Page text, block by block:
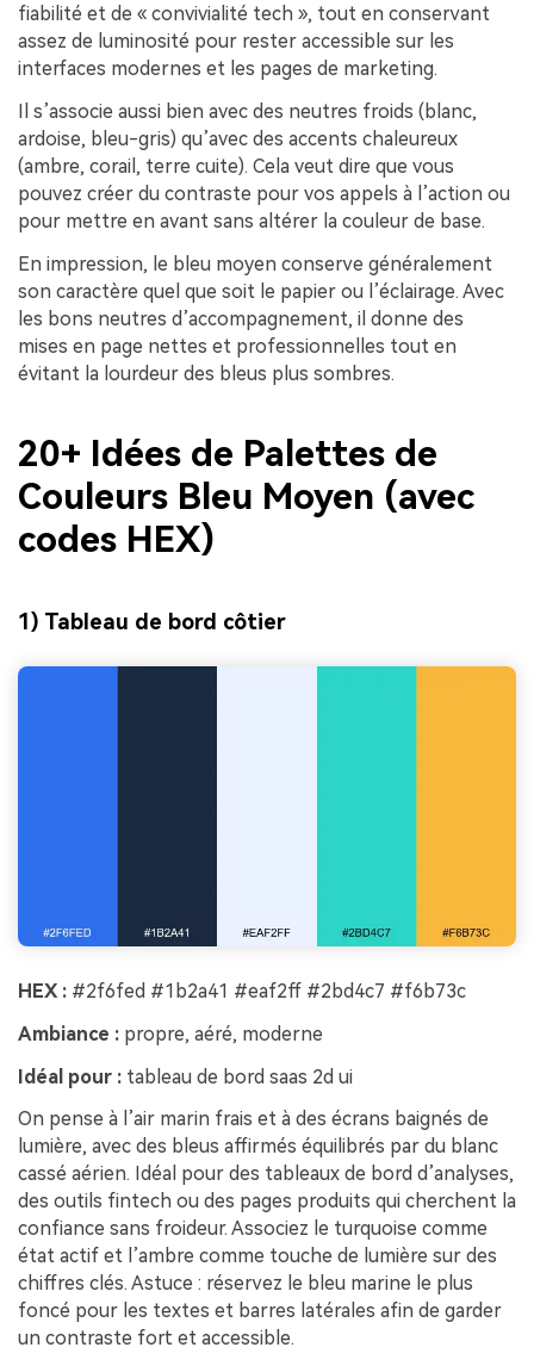
fiabilité et de « convivialité tech », tout en conservant
assez de luminosité pour rester accessible sur les
interfaces modernes et les pages de marketing.
Il s’associe aussi bien avec des neutres froids (blanc,
ardoise, bleu-gris) qu’avec des accents chaleureux
(ambre, corail, terre cuite). Cela veut dire que vous
pouvez créer du contraste pour vos appels à l’action ou
pour mettre en avant sans altérer la couleur de base.
En impression, le bleu moyen conserve généralement
son caractère quel que soit le papier ou l’éclairage. Avec
les bons neutres d’accompagnement, il donne des
mises en page nettes et professionnelles tout en
évitant la lourdeur des bleus plus sombres.
20+ Idées de Palettes de
Couleurs Bleu Moyen (avec
codes HEX)
1) Tableau de bord côtier
HEX : #2f6fed #1b2a41 #eaf2ff #2bd4c7 #f6b73c
Ambiance : propre, aéré, moderne
Idéal pour : tableau de bord saas 2d ui
On pense à l’air marin frais et à des écrans baignés de
lumière, avec des bleus affirmés équilibrés par du blanc
cassé aérien. Idéal pour des tableaux de bord d’analyses,
des outils fintech ou des pages produits qui cherchent la
confiance sans froideur. Associez le turquoise comme
état actif et l’ambre comme touche de lumière sur des
chiffres clés. Astuce : réservez le bleu marine le plus
foncé pour les textes et barres latérales afin de garder
un contraste fort et accessible.